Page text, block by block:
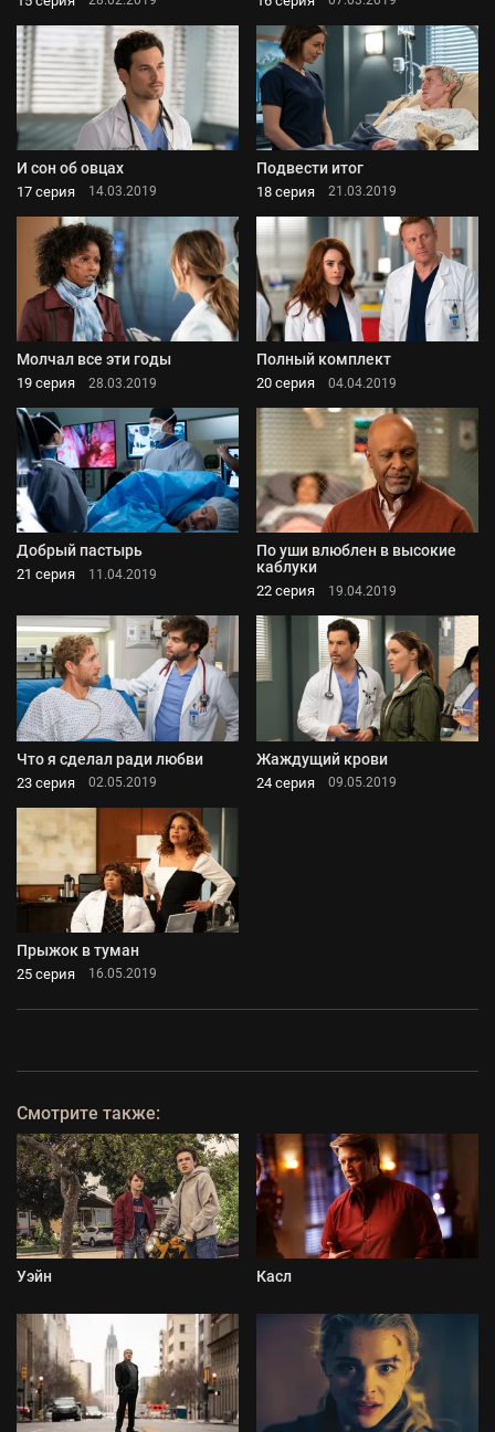
И сон об овцах
17 серия 14.03.2019
Подвести итог
18 серия 21.03.2019
Молчал все эти годы
19 серия 28.03.2019
Полный комплект
20 серия 04.04.2019
Добрый пастырь
21 серия 11.04.2019
По уши влюблен в высокие
каблуки
22 серия 19.04.2019
Что я сделал ради любви
23 серия 02.05.2019
Жаждущий крови
24 серия 09.05.2019
Прыжок в туман
25 серия 16.05.2019
Смотрите также:
Уэйн Касл